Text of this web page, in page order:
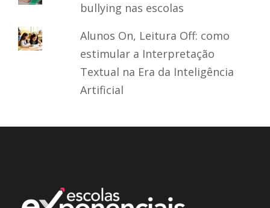
bullying nas escolas
Alunos On, Leitura Off: como
estimular a Interpretação
Textual na Era da Inteligência
Artificial